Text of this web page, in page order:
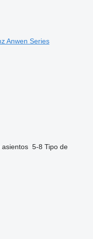
Anwen Series
asientos 5-8 Tipo de